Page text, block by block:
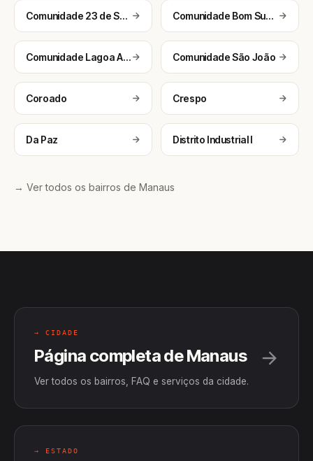
Comunidade 23 de Setembro Comunidade Bom Sucesso
Comunidade Lagoa Azul 2 Comunidade São João
Coroado Crespo
Da Paz Distrito Industrial I
→ Ver todos os bairros de Manaus
→ CIDADE
Página completa de Manaus
Ver todos os bairros, FAQ e serviços da cidade.
→ ESTADO